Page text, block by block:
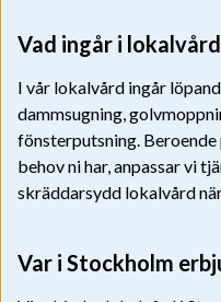
Vad ingår i
I vår lokalvård ingår
dammsugning,
fönsterputsning. Beroende
behov ni har, anpassar vi
skräddarsydd lokalvård
Var i Stockholm